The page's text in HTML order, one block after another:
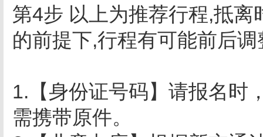
第4步 以上为推荐行程,抵
的前提下,行程有可能前后
1.【身份证号码】请报名时
需携带原件。